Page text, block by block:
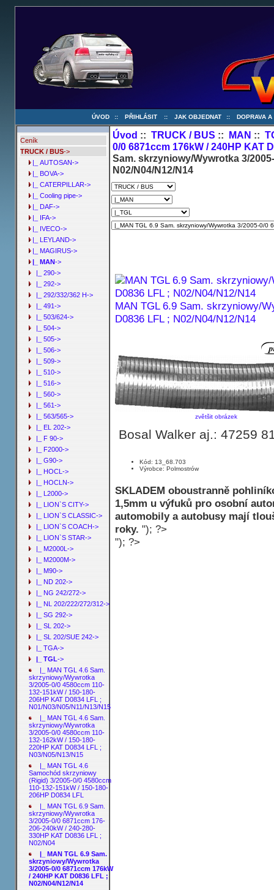
ÚVOD :: PŘIHLÁSIT :: JAK OBJEDNAT :: DOPRAVA A
Ceník
TRUCK / BUS->
|_ AUTOSAN->
|_ BOVA->
|_ CATERPILLAR->
|_ Cooling pipe->
|_ DAF->
|_ IFA->
|_ IVECO->
|_ LEYLAND->
|_ MAGIRUS->
|_ MAN->
|_ 290->
|_ 292->
|_ 292/332/362 H->
|_ 491->
|_ 503/624->
|_ 504->
|_ 505->
|_ 506->
|_ 509->
|_ 510->
|_ 516->
|_ 560->
|_ 561->
|_ 563/565->
|_ EL 202->
|_ F 90->
|_ F2000->
|_ G90->
|_ HOCL->
|_ HOCLN->
|_ L2000->
|_ LION`S CITY->
|_ LION`S CLASSIC->
|_ LION`S COACH->
|_ LION`S STAR->
|_ M2000L->
|_ M2000M->
|_ M90->
|_ ND 202->
|_ NG 242/272->
|_ NL 202/222/272/312->
|_ SG 292->
|_ SL 202->
|_ SL 202/SUE 242->
|_ TGA->
|_ TGL->
|_ MAN TGL 4.6 Sam.
skrzyniowy/Wywrotka
3/2005-0/0 4580ccm 110-
132-151kW / 150-180-
206HP KAT D0834 LFL ;
N01/N03/N05/N11/N13/N15
|_ MAN TGL 4.6 Sam.
skrzyniowy/Wywrotka
3/2005-0/0 4580ccm 110-
132-162kW / 150-180-
220HP KAT D0834 LFL ;
N03/N05/N13/N15
|_ MAN TGL 4.6
Samochód skrzyniowy
(Rigid) 3/2005-0/0 4580ccm
110-132-151kW / 150-180-
206HP D0834 LFL
|_ MAN TGL 6.9 Sam.
skrzyniowy/Wywrotka
3/2005-0/0 6871ccm 176-
206-240kW / 240-280-
330HP KAT D0836 LFL ;
N02/N04
|_ MAN TGL 6.9 Sam.
skrzyniowy/Wywrotka
3/2005-0/0 6871ccm 176kW
/ 240HP KAT D0836 LFL ;
N02/N04/N12/N14
Úvod ::TRUCK / BUS :: MAN ::
0/0 6871ccm 176kW / 240HP KAT
Sam. skrzyniowy/Wywrotka 3/
N02/N04/N12/N14
MAN TGL 6.9 Sam. skrzyniowy/
D0836 LFL ; N02/N04/N12/N14
zvětšit obrázek
Bosal Walker aj.: 47259
Kód: 13_68.703
Výrobce: Polmostrów
SKLADEM oboustranně
1,5mm u výfuků pro osobní
automobily a autobusy mají
roky. "); ?>
"); ?>